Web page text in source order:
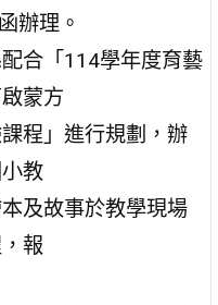
辦理。
合「114學年度育藝
蒙方
程」進行規劃，辦
教
及故事於教學現場
報